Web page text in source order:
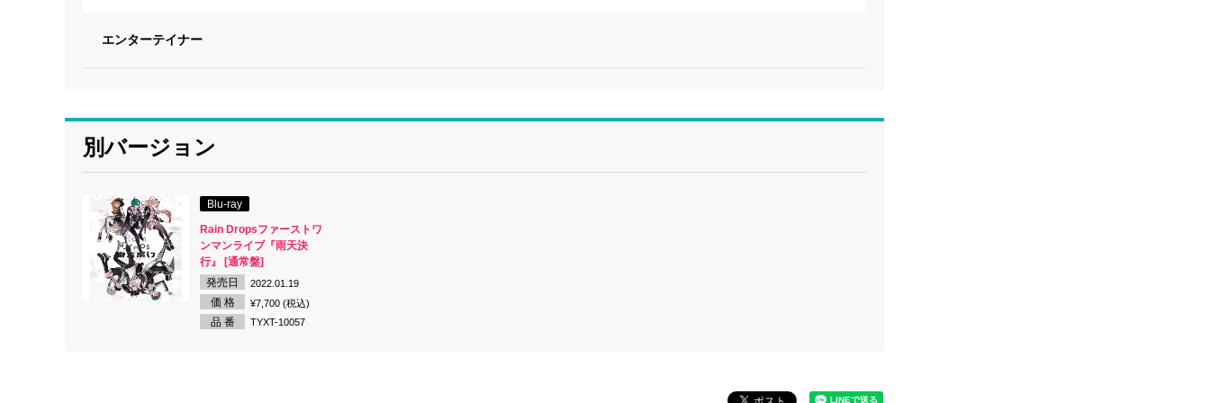
エンターテイナー
別バージョン
Blu-ray
Rain Dropsファーストワ
ンマンライブ『雨天決
行』 [通常盤]
発売日
2022.01.19
価 格 ¥7,700 (税込)
品 番 TYXT-10057